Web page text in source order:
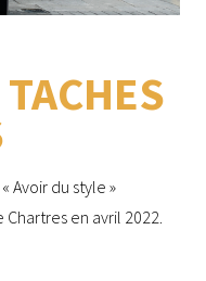
TACHES
Avoir du style »
en avril 2022.